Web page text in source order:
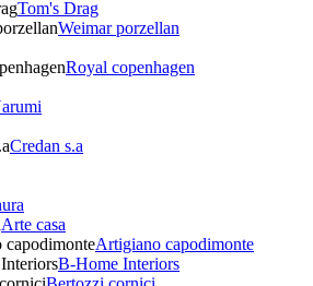
Tom's Drag
Weimar porzellan
Royal copenhagen
Credan s.a
Arte casa
Artigiano capodimonte
B-Home Interiors